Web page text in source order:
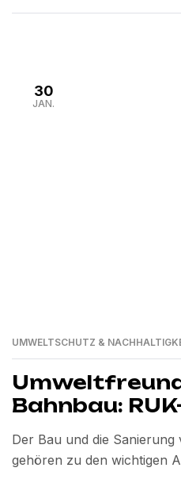
30
JAN.
UMWELTSCHUTZ &
Bahnbau:
setzt auf
Technologien
Der Bau und die
gehören zu den wichtigen